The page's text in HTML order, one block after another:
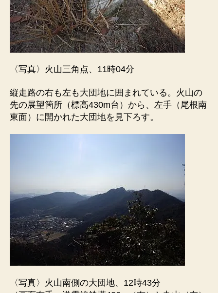
〈写真〉火山三角点、11時04分
縦走路の右も左も大団地に囲まれている。火山の
先の展望箇所（標高430m台）から、左手（尾根南
東面）に開かれた大団地を見下ろす。
〈写真〉火山南側の大団地、12時43分